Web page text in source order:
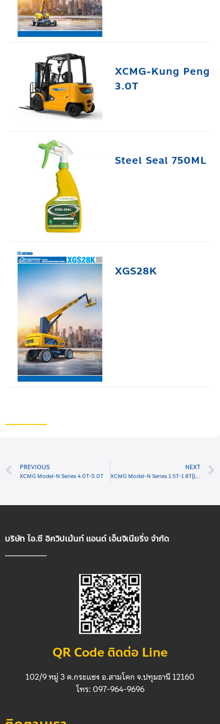
XCMG-Kung Peng
3.0T
Steel Seal 750ML
XGS28K
PREVIOUS
XCMG Model-N Series 4.0T-5.0T
NEXT
XCMG Model-N Series 1.5T-1.8T[LPG]
บริษัท ไอ.ซี อิควิปเม้นท์ แอนด์ เอ็นจิเนียริ่ง จำกัด
QR Code ติดต่อ Line
102/9 หมู่ 3 ต.กระแซง อ.สามโคก จ.ปทุมธานี 12160
โทร: 097-964-9696